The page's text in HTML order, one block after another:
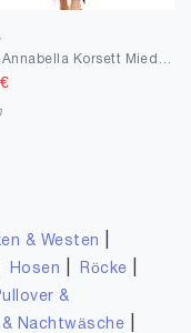
€
& Westen
Hosen Röcke
&
Nachtwäsche